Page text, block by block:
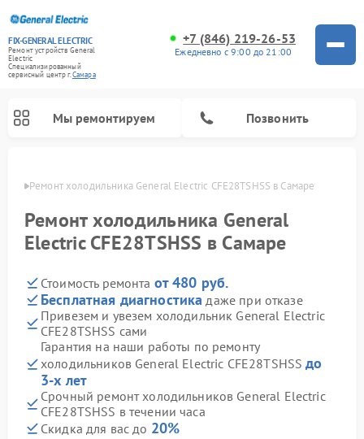
FIX-GENERAL ELECTRIC
Ремонт устройств General
Electric
Специализированный
cервисный центр г.Самара
+7 (846) 219-26-53
Ежедневно с 9:00 до 21:00
Мы ремонтируем Позвонить
Ремонт холодильника General Electric CFE28TSHSS в Самаре
Ремонт холодильника General
Electric CFE28TSHSS в Самаре
Стоимость ремонта от 480 руб.
Бесплатная диагностика даже при отказе
Привезем и увезем холодильник General Electric
CFE28TSHSS сами
Гарантия на наши работы по ремонту
холодильников General Electric CFE28TSHSSдо
3-х лет
Срочный ремонт холодильников General Electric
CFE28TSHSS в течении часа
Скидка для вас до 20%